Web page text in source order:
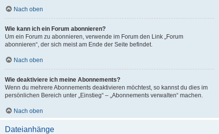
Nach oben
Wie kann ich ein Forum abonnieren?
Um ein Forum zu abonnieren, verwende im Forum den Link „Forum
abonnieren“, der sich meist am Ende der Seite befindet.
Nach oben
Wie deaktiviere ich meine Abonnements?
Wenn du mehrere Abonnements deaktivieren möchtest, so kannst du dies im
persönlichen Bereich unter „Einstieg“ – „Abonnements verwalten“ machen.
Nach oben
Dateianhänge